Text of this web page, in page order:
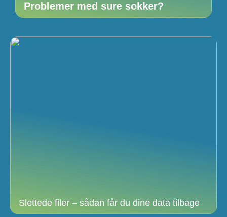
Problemer med sure sokker?
Slettede filer – sådan får du dine data tilbage